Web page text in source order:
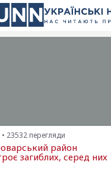
• 23532 перегляди
район
загиблих, серед них